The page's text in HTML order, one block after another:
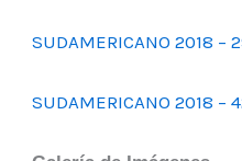
SUDAMERICANO 2018 –
SUDAMERICANO 2018 –